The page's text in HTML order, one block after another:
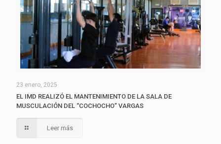
23 enero, 2025
EL IMD REALIZÓ EL MANTENIMIENTO DE LA SALA DE
MUSCULACIÓN DEL “COCHOCHO” VARGAS
Leer más